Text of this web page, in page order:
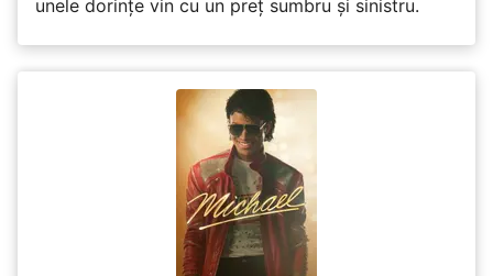
unele dorințe vin cu un preț sumbru și sinistru.